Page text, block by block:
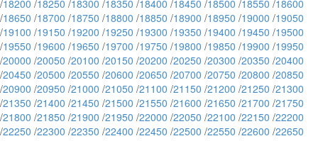
/18200 /18250 /18300 /18350 /18400 /18450 /18500 /18550 /18600
/18650 /18700 /18750 /18800 /18850 /18900 /18950 /19000 /19050
/19100 /19150 /19200 /19250 /19300 /19350 /19400 /19450 /19500
/19550 /19600 /19650 /19700 /19750 /19800 /19850 /19900 /19950
/20000 /20050 /20100 /20150 /20200 /20250 /20300 /20350 /20400
/20450 /20500 /20550 /20600 /20650 /20700 /20750 /20800 /20850
/20900 /20950 /21000 /21050 /21100 /21150 /21200 /21250 /21300
/21350 /21400 /21450 /21500 /21550 /21600 /21650 /21700 /21750
/21800 /21850 /21900 /21950 /22000 /22050 /22100 /22150 /22200
/22250 /22300 /22350 /22400 /22450 /22500 /22550 /22600 /22650